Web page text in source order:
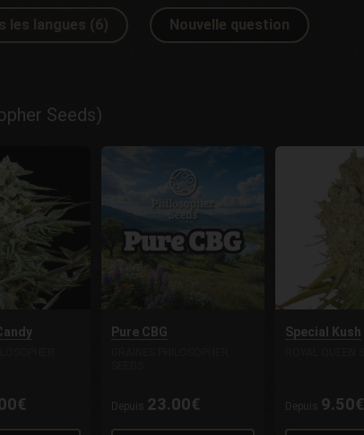
les langues (6) Nouvelle question
Seeds)
Pure CBG
Depuis 23.00€
Special Kush
Depuis 9.50€